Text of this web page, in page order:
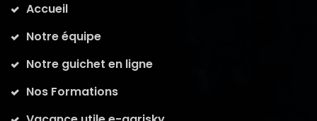
Accueil
Notre équipe
Notre guichet en ligne
Nos Formations